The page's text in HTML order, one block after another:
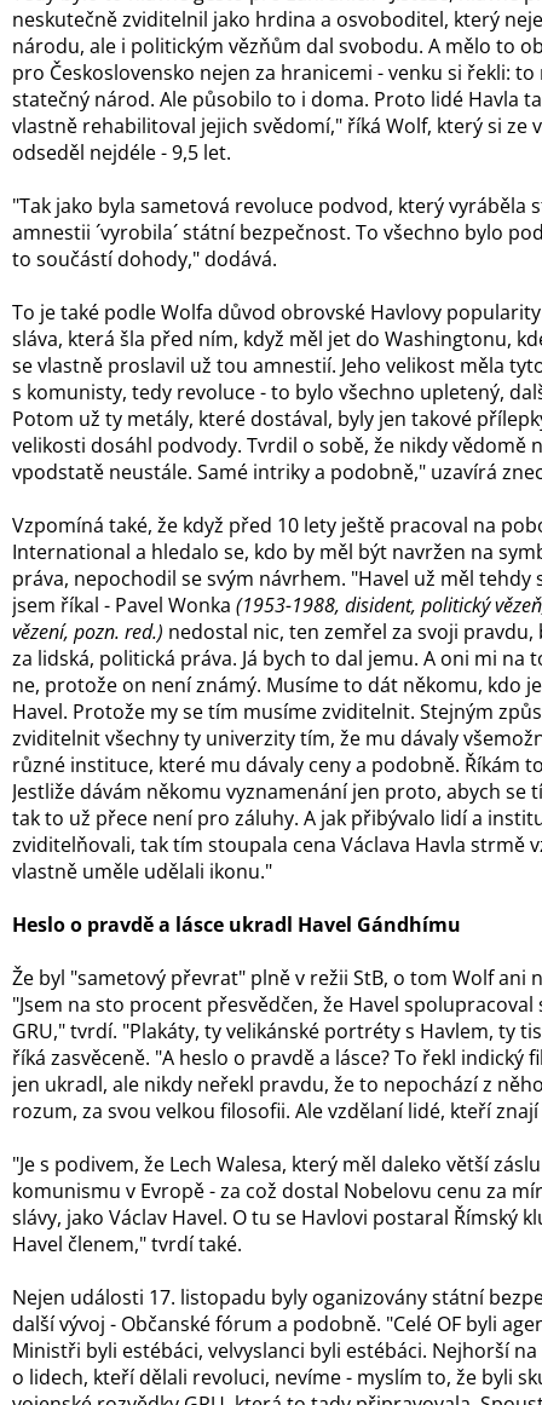
neskutečně zviditelnil jako hrdina a osvoboditel, který
národu, ale i politickým vězňům dal svobodu. A mělo to
pro Československo nejen za hranicemi - venku si řekli:
statečný národ. Ale působilo to i doma. Proto lidé Havla
vlastně rehabilitoval jejich svědomí," říká Wolf, který si ze
odseděl nejdéle - 9,5 let.
"Tak jako byla sametová revoluce podvod, který vyráběla
amnestii ´vyrobila´ státní bezpečnost. To všechno bylo
to součástí dohody," dodává.
To je také podle Wolfa důvod obrovské Havlovy
sláva, která šla před ním, když měl jet do Washingtonu,
se vlastně proslavil už tou amnestií. Jeho velikost měla
s komunisty, tedy revoluce - to bylo všechno upletený,
Potom už ty metály, které dostával, byly jen takové
velikosti dosáhl podvody. Tvrdil o sobě, že nikdy vědomě
vpodstatě neustále. Samé intriky a podobně," uzavírá
Vzpomíná také, že když před 10 lety ještě pracoval na
International a hledalo se, kdo by měl být navržen na
práva, nepochodil se svým návrhem. "Havel už měl
jsem říkal - Pavel Wonka (1953-1988, disident, politický
vězení, pozn. red.) nedostal nic, ten zemřel za svoji
za lidská, politická práva. Já bych to dal jemu. A oni mi na
ne, protože on není známý. Musíme to dát někomu, kdo
Havel. Protože my se tím musíme zviditelnit. Stejným
zviditelnit všechny ty univerzity tím, že mu dávaly
různé instituce, které mu dávaly ceny a podobně. Říkám
Jestliže dávám někomu vyznamenání jen proto, abych se
tak to už přece není pro záluhy. A jak přibývalo lidí a
zviditelňovali, tak tím stoupala cena Václava Havla strmě
vlastně uměle udělali ikonu."
Heslo o pravdě a lásce ukradl Havel Gándhímu
Že byl "sametový převrat" plně v režii StB, o tom Wolf ani
"Jsem na sto procent přesvědčen, že Havel
GRU," tvrdí. "Plakáty, ty velikánské portréty s Havlem, ty
říká zasvěceně. "A heslo o pravdě a lásce? To řekl indický
jen ukradl, ale nikdy neřekl pravdu, že to nepochází z
rozum, za svou velkou filosofii. Ale vzdělaní lidé, kteří
"Je s podivem, že Lech Walesa, který měl daleko větší
komunismu v Evropě - za což dostal Nobelovu cenu za
slávy, jako Václav Havel. O tu se Havlovi postaral Římský
Havel členem," tvrdí také.
Nejen události 17. listopadu byly oganizovány státní
další vývoj - Občanské fórum a podobně. "Celé OF byli
Ministři byli estébáci, velvyslanci byli estébáci. Nejhorší
o lidech, kteří dělali revoluci, nevíme - myslím to, že byli